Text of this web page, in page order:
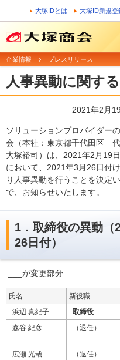
大塚IDとは 大塚ID新規登
企業情報 プレスリリース
人事異動に関す
2021年2月
ソリューションプロバイダー
会（本社：東京都千代田区 代
大塚裕司）は、2021年2月19
において、2021年3月26日付
り人事異動を行うことを決定
で、お知らせいたします。
1．取締役の異動（
26日付）
___が変更部分
氏名 新役職
浜辺 真紀子
取締役
森谷 紀彦
（退任）
広瀬 光哉
（退任）